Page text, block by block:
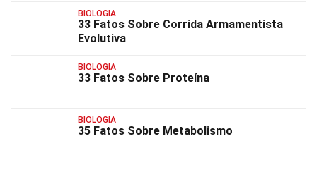
BIOLOGIA
33 Fatos Sobre Corrida Armamentista
Evolutiva
BIOLOGIA
33 Fatos Sobre Proteína
BIOLOGIA
35 Fatos Sobre Metabolismo